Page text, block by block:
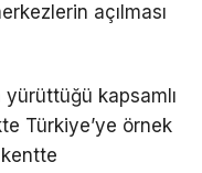
açılması
yürüttüğü kapsamlı
Türkiye’ye örnek